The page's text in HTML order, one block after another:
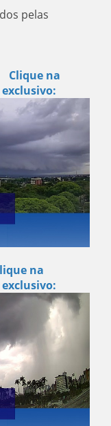
pelas
Clique na
na